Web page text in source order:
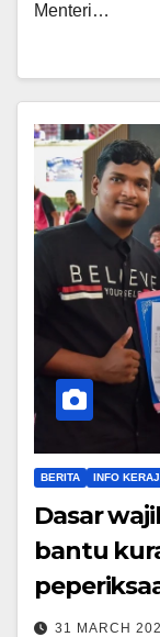
Menteri…
BERITA INFO
Dasar
bantu
31 MARCH